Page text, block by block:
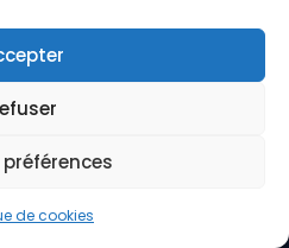
de cookies
légales
du Site